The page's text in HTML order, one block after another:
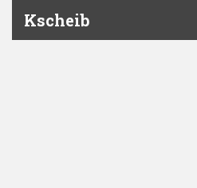
Kscheib